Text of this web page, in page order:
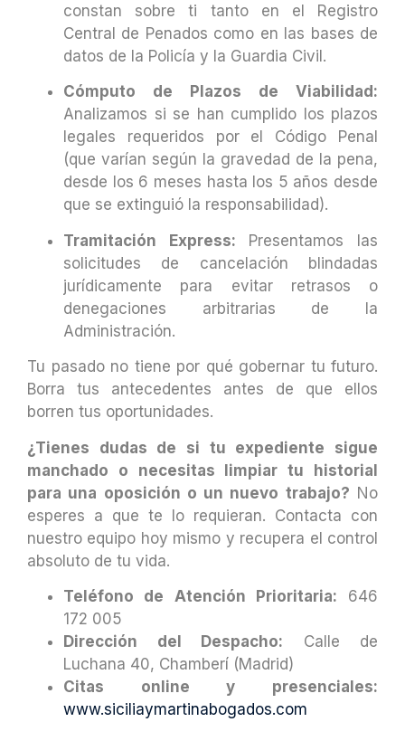
constan sobre ti tanto en el Registro
Central de Penados como en las bases de
datos de la Policía y la Guardia Civil.
Cómputo de Plazos de Viabilidad:
Analizamos si se han cumplido los plazos
legales requeridos por el Código Penal
(que varían según la gravedad de la pena,
desde los 6 meses hasta los 5 años desde
que se extinguió la responsabilidad).
Tramitación Express: Presentamos las
solicitudes de cancelación blindadas
jurídicamente para evitar retrasos o
denegaciones arbitrarias de la
Administración.
Tu pasado no tiene por qué gobernar tu futuro.
Borra tus antecedentes antes de que ellos
borren tus oportunidades.
¿Tienes dudas de si tu expediente sigue
manchado o necesitas limpiar tu historial
para una oposición o un nuevo trabajo? No
esperes a que te lo requieran. Contacta con
nuestro equipo hoy mismo y recupera el control
absoluto de tu vida.
Teléfono de Atención Prioritaria: 646
172 005
Dirección del Despacho: Calle de
Luchana 40, Chamberí (Madrid)
Citas online y presenciales:
www.siciliaymartinabogados.com